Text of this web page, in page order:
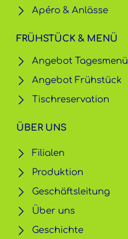
Apéro & Anlässe
FRÜHSTÜCK & MENÜ
Angebot Tagesmenü
Angebot Frühstück
Tischreservation
ÜBER UNS
Filialen
Produktion
Geschäftsleitung
Über uns
Geschichte